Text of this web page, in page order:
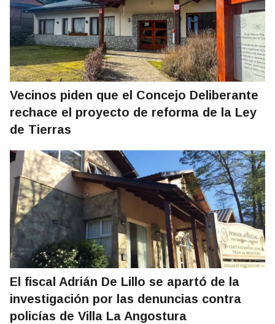
Vecinos piden que el Concejo Deliberante
rechace el proyecto de reforma de la Ley
de Tierras
El fiscal Adrián De Lillo se apartó de la
investigación por las denuncias contra
policías de Villa La Angostura